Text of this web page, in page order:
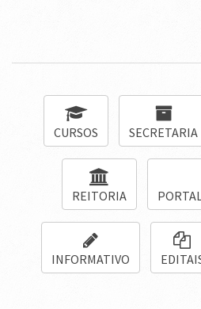
CURSOS SECRETARIA
REITORIA
INFORMATIVO